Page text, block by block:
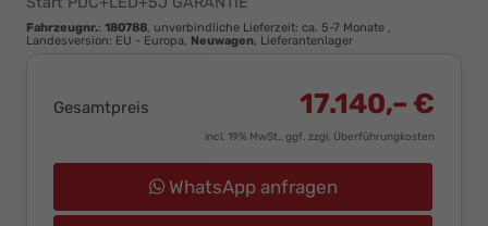
Ihr
Innovatives
Fahrzeugnr.: 180788 , unverbindliche Lieferzeit: ca. 5-7 Monate ,
Landesversion: EU - Europa, Neuwagen , Lieferantenlager
Gesamtpreis 17.140,– €
incl. 19% MwSt., ggf. zzgl. Überführungkosten
WhatsApp anfragen